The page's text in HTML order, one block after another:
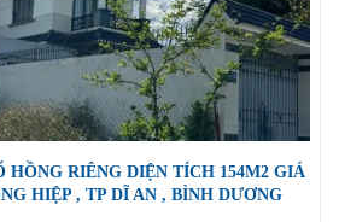
HỒNG RIÊNG DIỆN TÍCH 154M2 GIÁ
HIỆP , TP DĨ AN , BÌNH DƯƠNG